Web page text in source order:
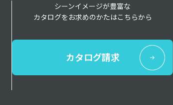
シーンイメージが豊富な
カタログをお求めのかたはこちらから
カタログ請求